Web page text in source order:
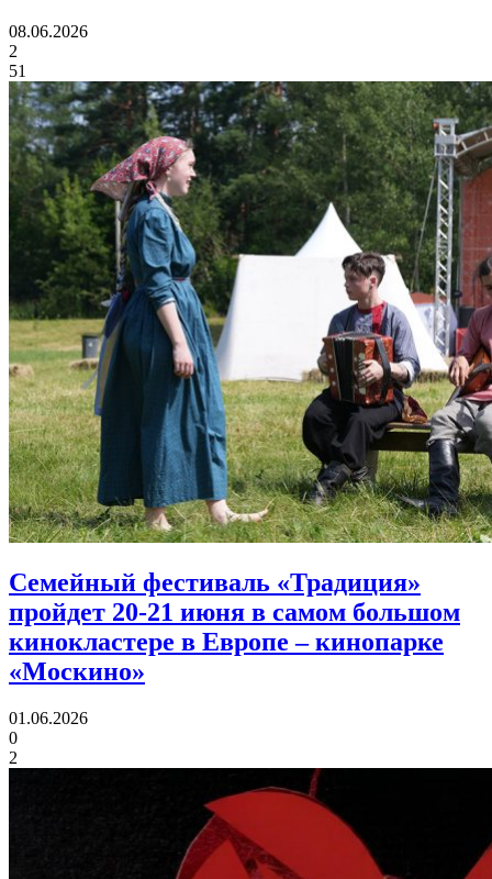
08.06.2026
2
51
Семейный фестиваль «Традиция»
пройдет 20-21 июня в самом большом
кинокластере в Европе – кинопарке
«Москино»
01.06.2026
0
2